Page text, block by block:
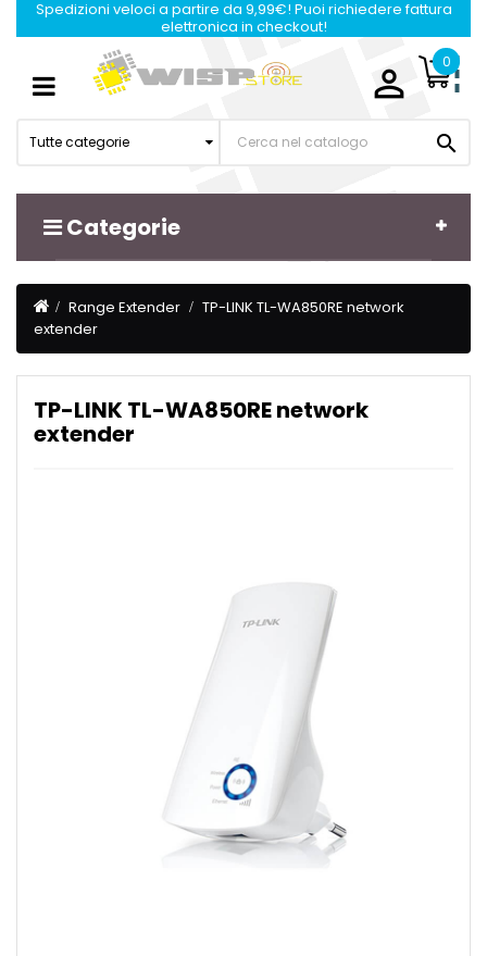
Spedizioni veloci a partire da 9,99€! Puoi richiedere fattura
elettronica in checkout!

0
Tutte categorie 
Categorie
Toggle
Range Extender
TP-LINK TL-WA850RE network
extender
TP-LINK TL-WA850RE network
extender